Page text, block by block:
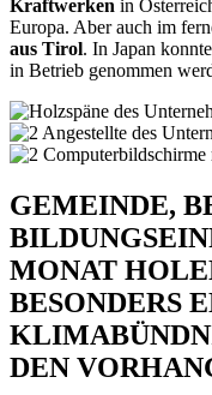
Kraftwerken in
Europa. Aber auch im
aus Tirol. In Japan
in Betrieb genommen
GEMEINDE,
MONAT
BESONDERS
DEN